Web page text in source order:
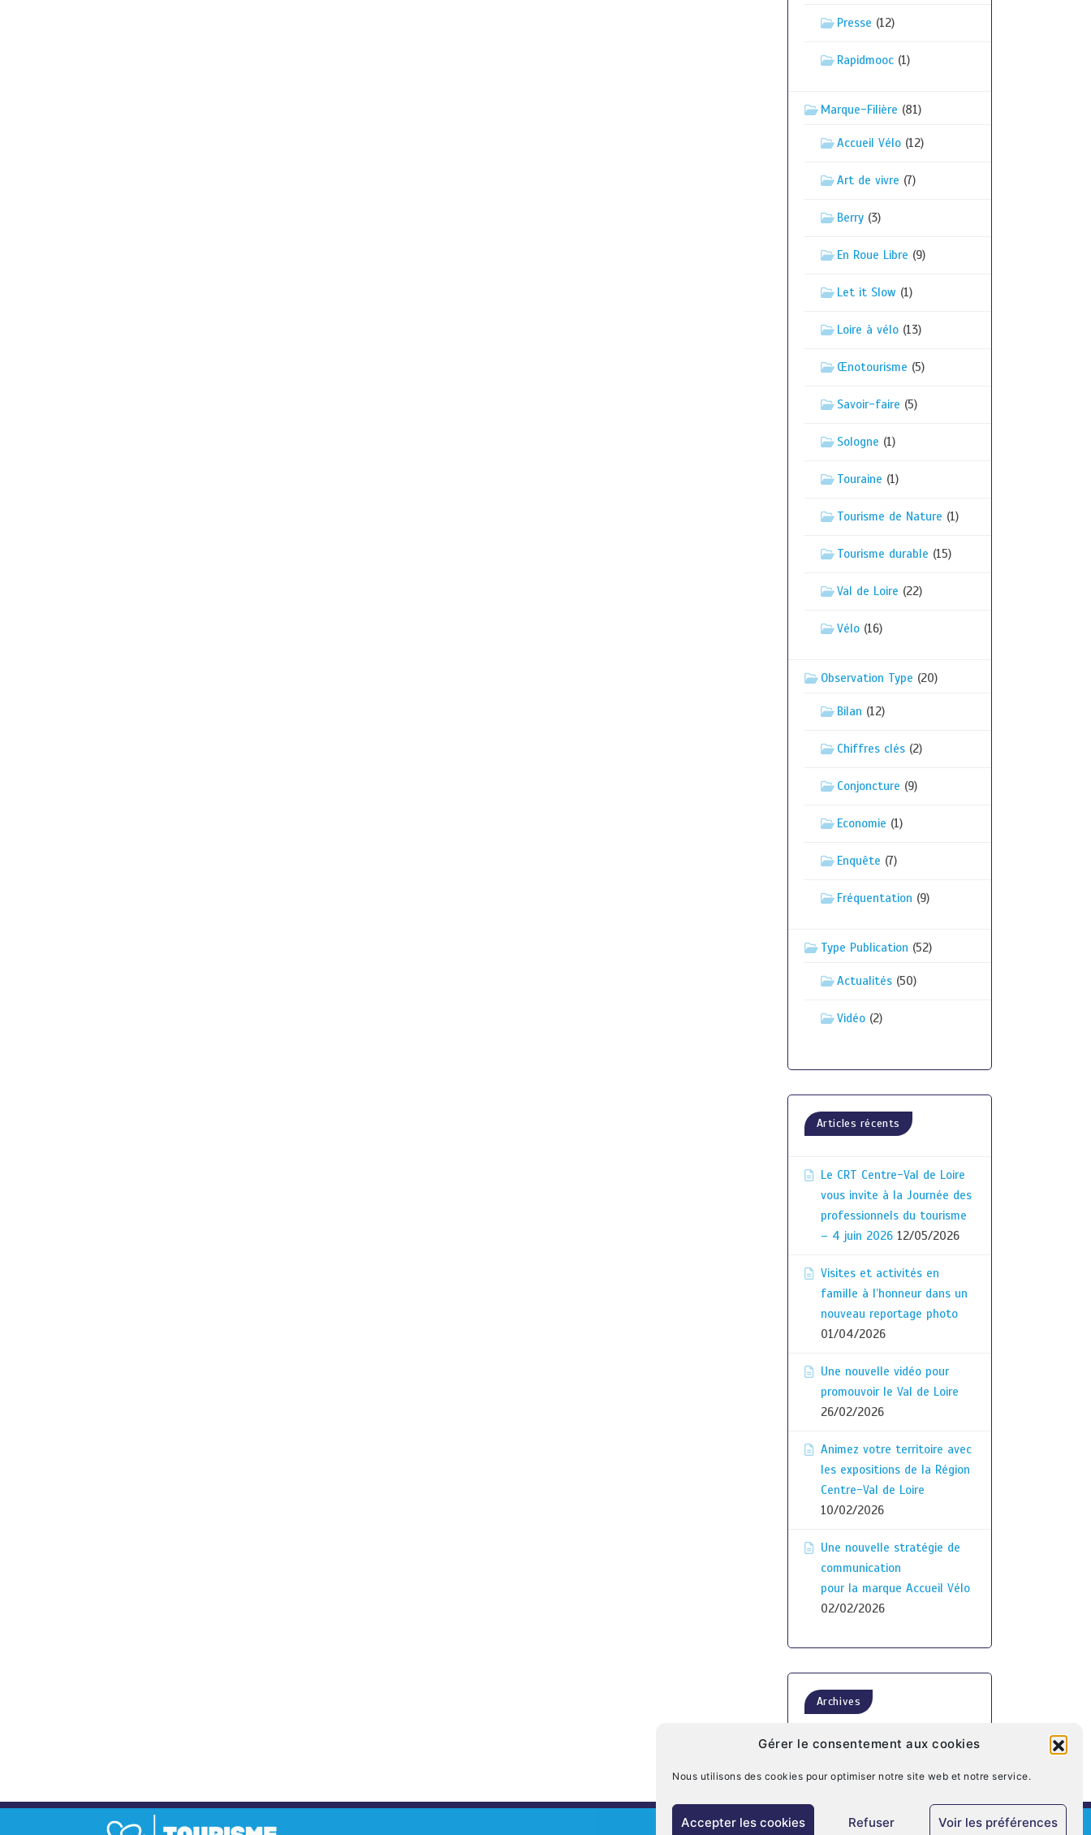
Gérer le consentement aux cookies
Nous utilisons des cookies pour optimiser notre site web et notre service.
Accepter les cookies Refuser Voir les préférences
Presse (12)
Rapidmooc(1)
Marque-Filière (81)
Accueil Vélo(12)
Art de vivre (7)
Berry(3)
En Roue Libre (9)
Let it Slow (1)
Loire à vélo(13)
Œnotourisme (5)
Savoir-faire (5)
Sologne (1)
Touraine (1)
Tourisme de Nature (1)
Tourisme durable (15)
Val de Loire (22)
Vélo(16)
Observation Type (20)
Bilan (12)
Chiffres clés(2)
Conjoncture (9)
Economie (1)
Enquête (7)
Fréquentation (9)
Type Publication (52)
Actualités(50)
Vidéo(2)
Articles récents
Le CRT Centre-Val de Loire
vous invite à la Journée des
professionnels du tourisme
– 4 juin 2026 12/05/2026
Visites et activités en
famille à l’honneur dans un
nouveau reportage photo
01/04/2026
Une nouvelle vidéo pour
promouvoir le Val de Loire
26/02/2026
Animez votre territoire avec
les expositions de la Région
Centre-Val de Loire
10/02/2026
Une nouvelle stratégie de
communication
pour la marque Accueil Vélo
02/02/2026
Archives